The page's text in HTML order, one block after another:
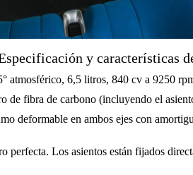
y características
atmosférico, 6,5 litros, 840 cv a 9250
de fibra de carbono (incluyendo el
deformable en ambos ejes con
perfecta. Los asientos están fijados